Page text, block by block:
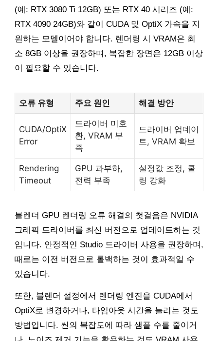
(예: RTX 3080 Ti 12GB) 또는 RTX 40 시리즈 (예:
RTX 4090 24GB)와 같이 CUDA 및 OptiX 가속을 지
원하는 모델이어야 합니다. 렌더링 시 VRAM은 최
소 8GB 이상을 권장하며, 복잡한 장면은 12GB 이상
이 필요할 수 있습니다.
오류 유형 주요 원인 해결 방안
CUDA/OptiX
Error
드라이버 미호
환, VRAM 부
족
드라이버 업데이
트, VRAM 확보
Rendering
Timeout
GPU 과부하,
전력 부족
설정값 조정, 쿨
링 강화
블렌더 GPU 렌더링 오류 해결의 첫걸음은 NVIDIA
그래픽 드라이버를 최신 버전으로 업데이트하는 것
입니다. 안정적인 Studio 드라이버 사용을 권장하며,
때로는 이전 버전으로 롤백하는 것이 효과적일 수
있습니다.
또한, 블렌더 설정에서 렌더링 엔진을 CUDA에서
OptiX로 변경하거나, 타임아웃 시간을 늘리는 것도
방법입니다. 씬의 복잡도에 따라 샘플 수를 줄이거